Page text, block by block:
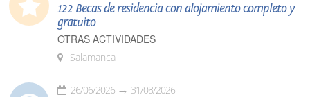
122 Becas de residencia con alojamiento completo y
gratuito
OTRAS ACTIVIDADES
Salamanca
26/06/2026 31/08/2026